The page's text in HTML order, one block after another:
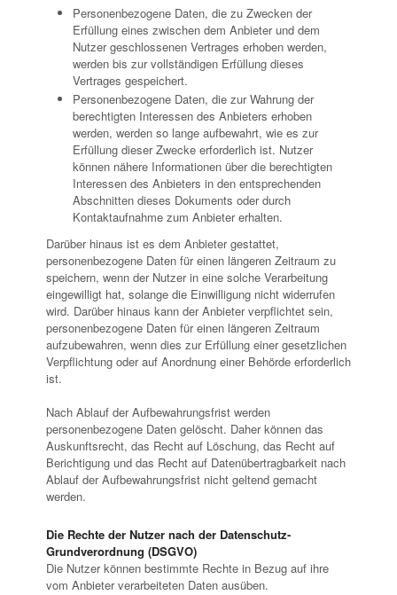
Personenbezogene Daten, die zu Zwecken der
Erfüllung eines zwischen dem Anbieter und dem
Nutzer geschlossenen Vertrages erhoben werden,
werden bis zur vollständigen Erfüllung dieses
Vertrages gespeichert.
Personenbezogene Daten, die zur Wahrung der
berechtigten Interessen des Anbieters erhoben
werden, werden so lange aufbewahrt, wie es zur
Erfüllung dieser Zwecke erforderlich ist. Nutzer
können nähere Informationen über die berechtigten
Interessen des Anbieters in den entsprechenden
Abschnitten dieses Dokuments oder durch
Kontaktaufnahme zum Anbieter erhalten.
Darüber hinaus ist es dem Anbieter gestattet,
personenbezogene Daten für einen längeren Zeitraum zu
speichern, wenn der Nutzer in eine solche Verarbeitung
eingewilligt hat, solange die Einwilligung nicht widerrufen
wird. Darüber hinaus kann der Anbieter verpflichtet sein,
personenbezogene Daten für einen längeren Zeitraum
aufzubewahren, wenn dies zur Erfüllung einer gesetzlichen
Verpflichtung oder auf Anordnung einer Behörde erforderlich
ist.
Nach Ablauf der Aufbewahrungsfrist werden
personenbezogene Daten gelöscht. Daher können das
Auskunftsrecht, das Recht auf Löschung, das Recht auf
Berichtigung und das Recht auf Datenübertragbarkeit nach
Ablauf der Aufbewahrungsfrist nicht geltend gemacht
werden.
Die Rechte der Nutzer nach der Datenschutz-
Grundverordnung (DSGVO)
Die Nutzer können bestimmte Rechte in Bezug auf ihre
vom Anbieter verarbeiteten Daten ausüben.